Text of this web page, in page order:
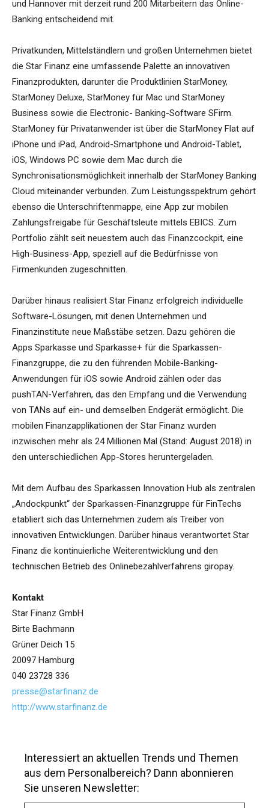
und Hannover mit derzeit rund 200 Mitarbeitern das Online-
Banking entscheidend mit.
Privatkunden, Mittelständlern und großen Unternehmen bietet
die Star Finanz eine umfassende Palette an innovativen
Finanzprodukten, darunter die Produktlinien StarMoney,
StarMoney Deluxe, StarMoney für Mac und StarMoney
Business sowie die Electronic- Banking-Software SFirm.
StarMoney für Privatanwender ist über die StarMoney Flat auf
iPhone und iPad, Android-Smartphone und Android-Tablet,
iOS, Windows PC sowie dem Mac durch die
Synchronisationsmöglichkeit innerhalb der StarMoney Banking
Cloud miteinander verbunden. Zum Leistungsspektrum gehört
ebenso die Unterschriftenmappe, eine App zur mobilen
Zahlungsfreigabe für Geschäftsleute mittels EBICS. Zum
Portfolio zählt seit neuestem auch das Finanzcockpit, eine
High-Business-App, speziell auf die Bedürfnisse von
Firmenkunden zugeschnitten.
Darüber hinaus realisiert Star Finanz erfolgreich individuelle
Software-Lösungen, mit denen Unternehmen und
Finanzinstitute neue Maßstäbe setzen. Dazu gehören die
Apps Sparkasse und Sparkasse+ für die Sparkassen-
Finanzgruppe, die zu den führenden Mobile-Banking-
Anwendungen für iOS sowie Android zählen oder das
pushTAN-Verfahren, das den Empfang und die Verwendung
von TANs auf ein- und demselben Endgerät ermöglicht. Die
mobilen Finanzapplikationen der Star Finanz wurden
inzwischen mehr als 24 Millionen Mal (Stand: August 2018) in
den unterschiedlichen App-Stores heruntergeladen.
Mit dem Aufbau des Sparkassen Innovation Hub als zentralen
„Andockpunkt“ der Sparkassen-Finanzgruppe für FinTechs
etabliert sich das Unternehmen zudem als Treiber von
innovativen Entwicklungen. Darüber hinaus verantwortet Star
Finanz die kontinuierliche Weiterentwicklung und den
technischen Betrieb des Onlinebezahlverfahrens giropay.
Kontakt
Star Finanz GmbH
Birte Bachmann
Grüner Deich 15
20097 Hamburg
040 23728 336
presse@starfinanz.de
http://www.starfinanz.de
Interessiert an aktuellen Trends und Themen
aus dem Personalbereich? Dann abonnieren
Sie unseren Newsletter: